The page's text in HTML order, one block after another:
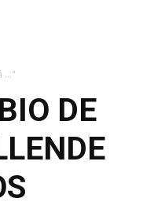
..."
DE